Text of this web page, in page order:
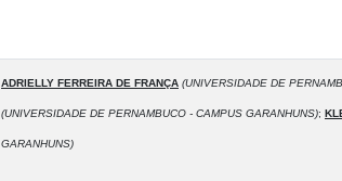
ADRIELLY FERREIRA DE FRANÇA (UNIVERSIDADE DE
(UNIVERSIDADE DE PERNAMBUCO - CAMPUS GARANHUNS);
GARANHUNS)